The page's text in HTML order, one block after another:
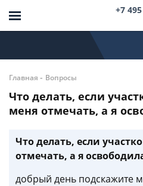
+7
Главная - Вопросы
Что делать, если
меня отмечать, а я
Что делать, если
отмечать, а я
добрый день подскажите